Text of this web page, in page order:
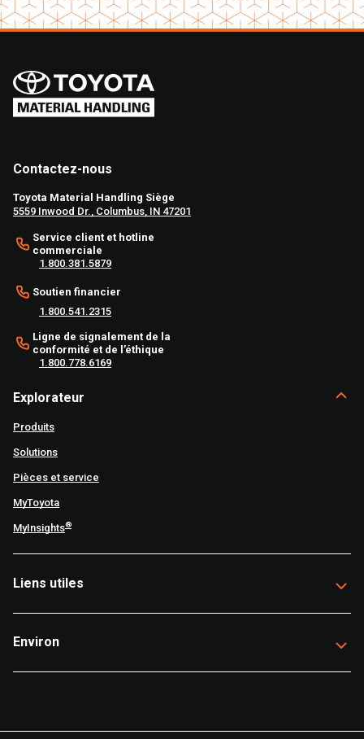
Contactez-nous
Toyota Material Handling Siège
5559 Inwood Dr., Columbus, IN 47201
Service client et hotline
commerciale
1.800.381.5879
Soutien financier
1.800.541.2315
Ligne de signalement de la
conformité et de l’éthique
1.800.778.6169
Explorateur
Produits
Solutions
Pièces et service
MyToyota
MyInsights®
Liens utiles
Environ